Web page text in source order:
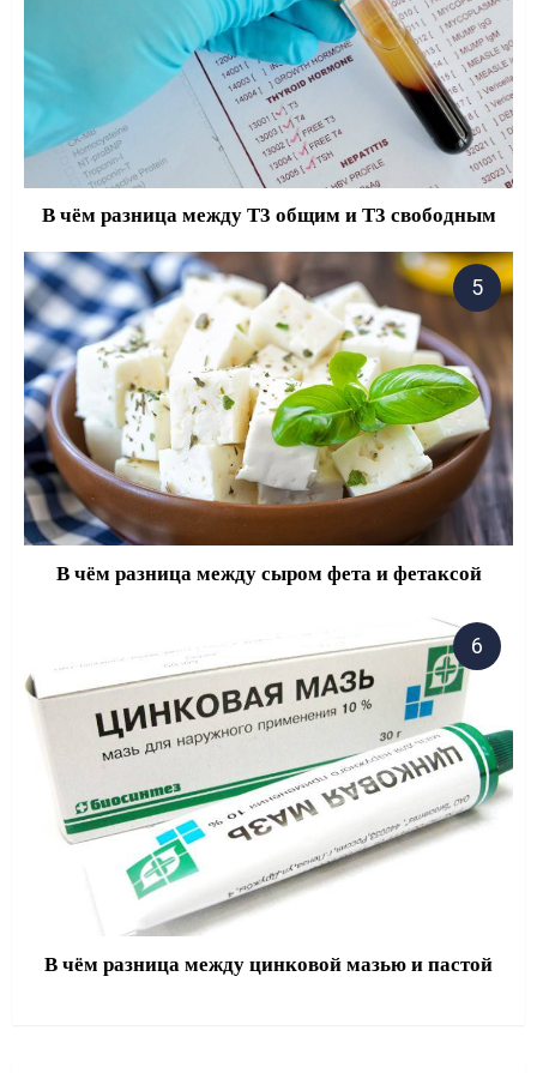
В чём разница между Т3 общим и Т3 свободным
В чём разница между сыром фета и фетаксой
В чём разница между цинковой мазью и пастой